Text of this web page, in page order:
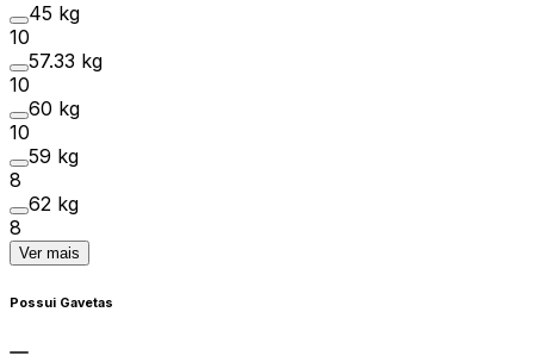
45 kg
10
57.33 kg
10
60 kg
10
59 kg
8
62 kg
8
Ver mais
Possui Gavetas